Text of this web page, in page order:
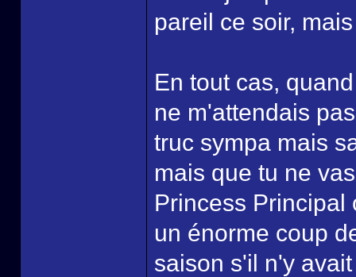
pareil ce soir,
En tout cas,
ne m'attendais
truc sympa mais
mais que tu ne
Princess Principal
un énorme coup
saison s'il n'y